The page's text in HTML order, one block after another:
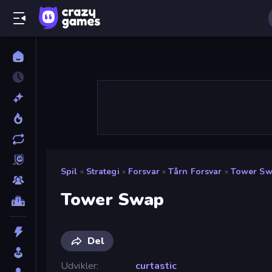
Spil » Strategi » Forsvar » Tårn Forsvar » Tower
Tower Swap
Del
Udvikler
curtastic